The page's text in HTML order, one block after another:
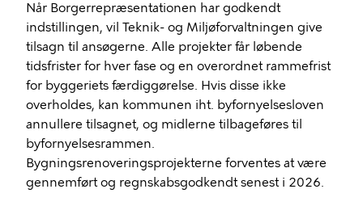
Når Borgerrepræsentationen har godkendt
indstillingen, vil Teknik- og Miljøforvaltningen give
tilsagn til ansøgerne. Alle projekter får løbende
tidsfrister for hver fase og en overordnet rammefrist
for byggeriets færdiggørelse. Hvis disse ikke
overholdes, kan kommunen iht. byfornyelsesloven
annullere tilsagnet, og midlerne tilbageføres til
byfornyelsesrammen.
Bygningsrenoveringsprojekterne forventes at være
gennemført og regnskabsgodkendt senest i 2026.